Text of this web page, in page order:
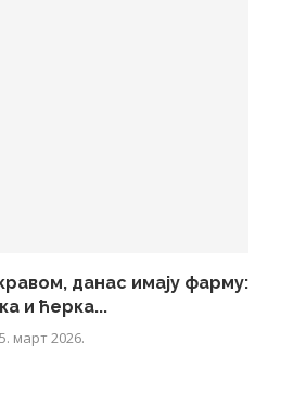
данас имају фарму:
и ћерка...
март 2026.